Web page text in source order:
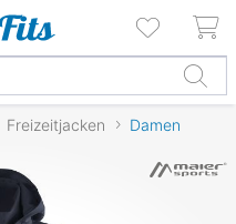
Freizeitjacken Damen